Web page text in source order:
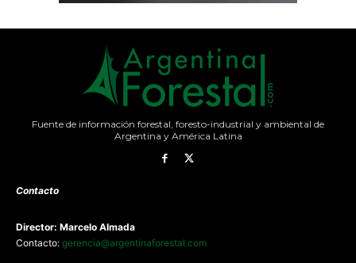
Fuente de información forestal, foresto-industrial y ambiental de
Argentina y América Latina
Contacto
Director: Marcelo Almada
Contacto: gerencia@argentinaforestal.com